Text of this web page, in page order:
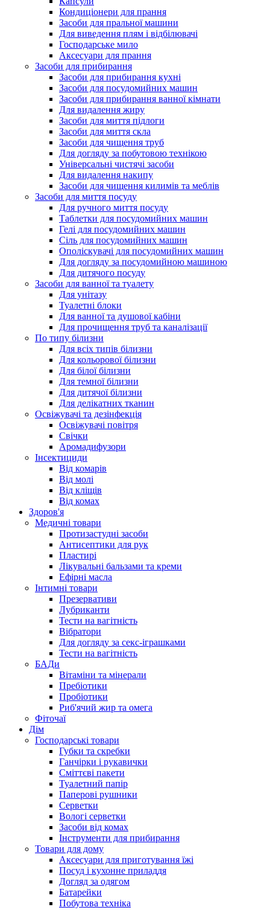
Кондиціонери для прання
Засоби для пральної машини
Для виведення плям і відбілювачі
Господарське мило
Аксесуари для прання
Засоби для прибирання
Засоби для прибирання кухні
Засоби для посудомийних машин
Засоби для прибирання ванної кімнати
Для видалення жиру
Засоби для миття підлоги
Засоби для миття скла
Засоби для чищення труб
Для догляду за побутовою технікою
Універсальні чистячі засоби
Для видалення накипу
Засоби для чищення килимів та меблів
Засоби для миття посуду
Для ручного миття посуду
Таблетки для посудомийних машин
Гелі для посудомийних машин
Сіль для посудомийних машин
Ополіскувачі для посудомийних машин
Для догляду за посудомийною машиною
Для дитячого посуду
Засоби для ванної та туалету
Для унітазу
Туалетні блоки
Для ванної та душової кабіни
Для прочищення труб та каналізації
По типу білизни
Для всіх типів білизни
Для кольорової білизни
Для білої білизни
Для темної білизни
Для дитячої білизни
Для делікатних тканин
Освіжувачі та дезінфекція
Освіжувачі повітря
Свічки
Аромадифузори
Інсектициди
Від комарів
Від молі
Від кліщів
Від комах
Здоров'я
Медичні товари
Протизастудні засоби
Антисептики для рук
Пластирі
Лікувальні бальзами та креми
Ефірні масла
Інтимні товари
Презервативи
Лубриканти
Тести на вагітність
Вібратори
Для догляду за секс-іграшками
Тести на вагітність
БАДи
Вітаміни та мінерали
Пребіотики
Пробіотики
Риб'ячий жир та омега
Фіточаї
Дім
Господарські товари
Губки та скребки
Ганчірки і рукавички
Сміттєві пакети
Туалетний папір
Паперові рушники
Серветки
Вологі серветки
Засоби від комах
Інструменти для прибирання
Товари для дому
Аксесуари для приготування їжі
Посуд і кухонне приладдя
Догляд за одягом
Батарейки
Побутова техніка